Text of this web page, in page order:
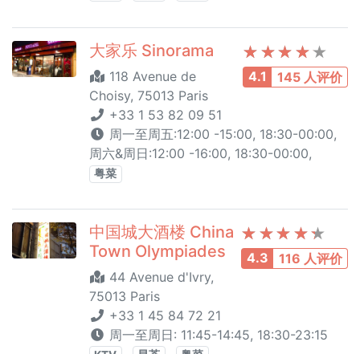
4.1 145 人评价
大家乐 Sinorama
118 Avenue de
Choisy, 75013 Paris
+33 1 53 82 09 51
周一至周五:12:00 -15:00, 18:30-00:00,
周六&周日:12:00 -16:00, 18:30-00:00,
粤菜
4.3 116 人评价
中国城大酒楼 China
Town Olympiades
44 Avenue d'Ivry,
75013 Paris
+33 1 45 84 72 21
周一至周日: 11:45-14:45, 18:30-23:15